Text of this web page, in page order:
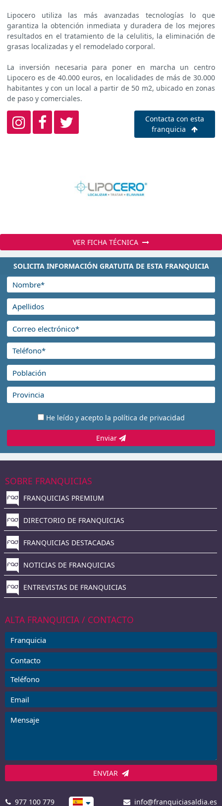
Lipocero utiliza las más avanzadas tecnologías lo que
garantiza la obtención inmediata y duradera de los mejores
resultados en el tratamiento de la celulitis, la eliminación de
grasas localizadas y el remodelado corporal.
La inversión necesaria para poner en marcha un centro
Lipocero es de 40.000 euros, en localidades de más de 30.000
habitantes y con un local a partir de 50 m2, ubicado en zonas
de paso y comerciales.
Contacta con esta
franquicia
VER FICHA TÉCNICA
SOLICITA INFORMACIÓN GRATUITA DE ESTA FRANQUICIA
He leído y acepto la política de privacidad
Enviar
SOBRE FRANQUICIAS
FRANQUICIAS PREMIUM
DIRECTORIO DE FRANQUICIAS
FRANQUICIAS DESTACADAS
NOTICIAS DE FRANQUICIAS
ENTREVISTAS DE FRANQUICIAS
ALTA FRANQUICIA / CONTACTO
ENVIAR
977 100 779 info@franquiciasaldia.es